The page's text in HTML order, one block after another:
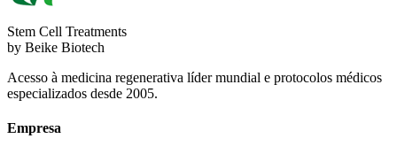
Stem Cell Treatments
by Beike Biotech
Acesso à medicina regenerativa líder mundial e protocolos médicos
especializados desde 2005.
Empresa